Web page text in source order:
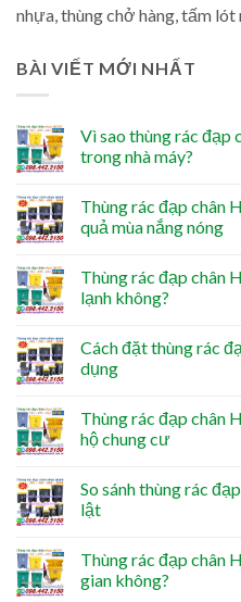
nhựa, thùng chở hàng, tấm lót
BÀI VIẾT MỚI NHẤT
Vì sao thùng rác đạp
trong nhà máy?
Thùng rác đạp chân
quả mùa nắng nóng
Thùng rác đạp chân
lạnh không?
Cách đặt thùng rác
dụng
Thùng rác đạp chân
hộ chung cư
So sánh thùng rác
lật
Thùng rác đạp chân
gian không?